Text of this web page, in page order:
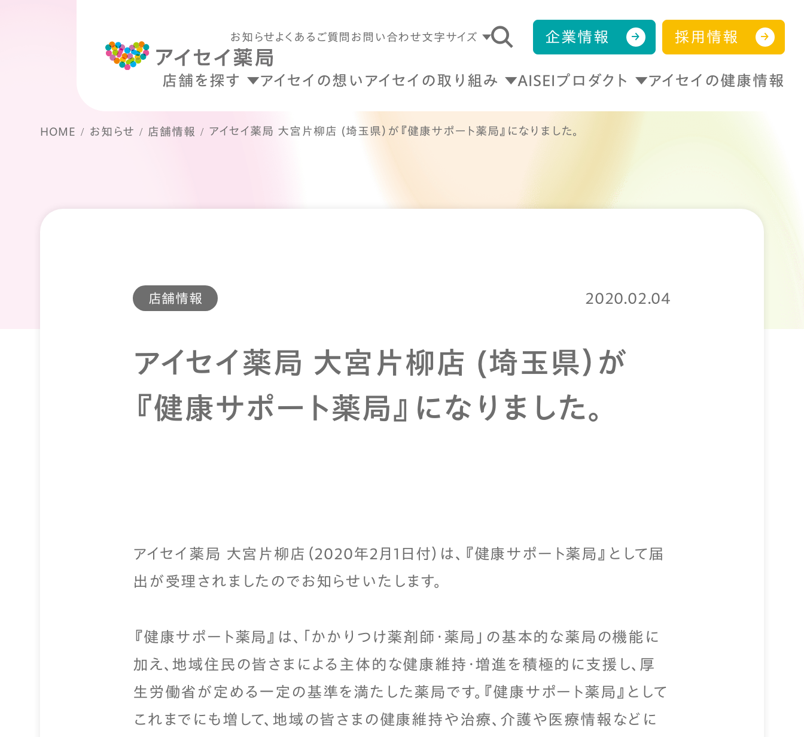
お知らせよくあるご質問 お問い合わせ文字サイズ 企業情報 採用情報
店舗を探す アイセイの想い アイセイの取り組み AISEIプロダクト アイセイの健康情報
HOME お知らせ 店舗情報 アイセイ薬局 大宮片柳店 (埼玉県）が『健康サポート薬局』になりました。
店舗情報 2020.02.04
アイセイ薬局 大宮片柳店 (埼玉県）が
『健康サポート薬局』になりました。
アイセイ薬局 大宮片柳店（2020年2月1日付）は、『健康サポート薬局』として届
出が受理されましたのでお知らせいたします。
『健康サポート薬局』は、「かかりつけ薬剤師・薬局」の基本的な薬局の機能に
加え、地域住民の皆さまによる主体的な健康維持・増進を積極的に支援し、厚
生労働省が定める一定の基準を満たした薬局です。『健康サポート薬局』として
これまでにも増して、地域の皆さまの健康維持や治療、介護や医療情報などに